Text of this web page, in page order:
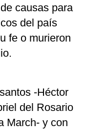
causas para
del país
fe o murieron
-Héctor
del Rosario
March- y con